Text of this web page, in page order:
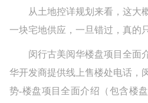
从土地控详规划来看，这大
一块宅地供应，一旦错过，真的
闵行古美阅华楼盘项目全面介
华开发商提供线上售楼处电话，
势-楼盘项目全面介绍（包含楼